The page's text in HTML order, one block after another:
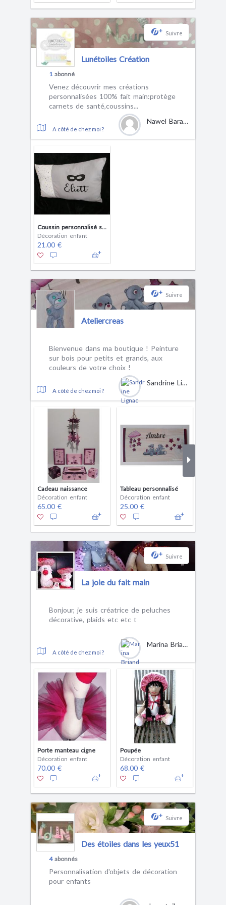
+ Suivre
Lunétoiles Création
1abonné
Venez découvrir mes créations
personnalisées 100% fait main:protège
carnets de santé,coussins...
A côté de chez moi ?
Nawel Baraka
Coussin personnalisé super-héros
Décoration enfant
21.00 €
+ Suivre
Ateliercreas
Bienvenue dans ma boutique ! Peinture
sur bois pour petits et grands, aux
couleurs de votre choix !
A côté de chez moi ?
Sandrine Lignac
Cadeau naissance
Décoration enfant
65.00 €
Tableau personnalisé
Décoration enfant
25.00 €
+ Suivre
La joie du fait main
Bonjour, je suis créatrice de peluches
décorative, plaids etc etc t
A côté de chez moi ?
Marina Briand
Porte manteau cigne
Décoration enfant
70.00 €
Poupée
Décoration enfant
68.00 €
+ Suivre
Des étoiles dans les yeux51
4abonnés
Personnalisation d'objets de décoration
pour enfants